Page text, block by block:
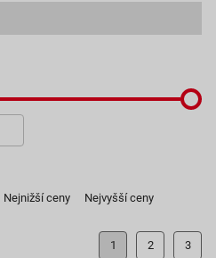
Nejnižší ceny Nejvyšší ceny
1 2 3